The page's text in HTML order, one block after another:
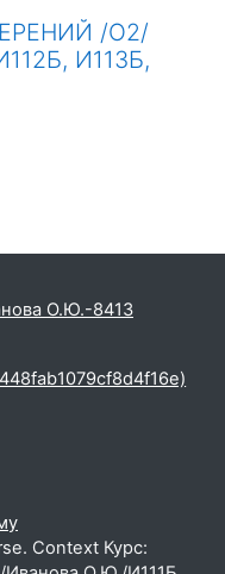
/О2/
И113Б,
О.Ю.-8413
Context Курс: